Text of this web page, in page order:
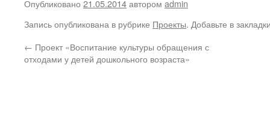
Опубликовано 21.05.2014автором admin
Запись опубликована в рубрике Проекты. Добавьте в
← Проект «Воспитание культуры обращения с
отходами у детей дошкольного возраста»